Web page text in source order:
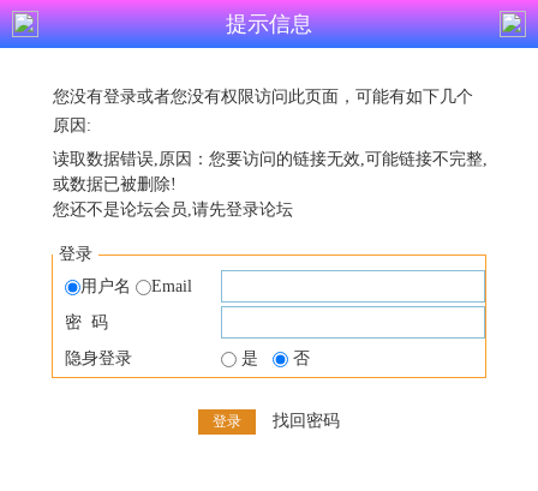
提示信息
您没有登录或者您没有权限访问此页面，可能有如下几个
原因:
读取数据错误,原因：您要访问的链接无效,可能链接不完整,
或数据已被删除!
您还不是论坛会员,请先登录论坛
登录
用户名
Email
密 码
隐身登录
是 否
找回密码